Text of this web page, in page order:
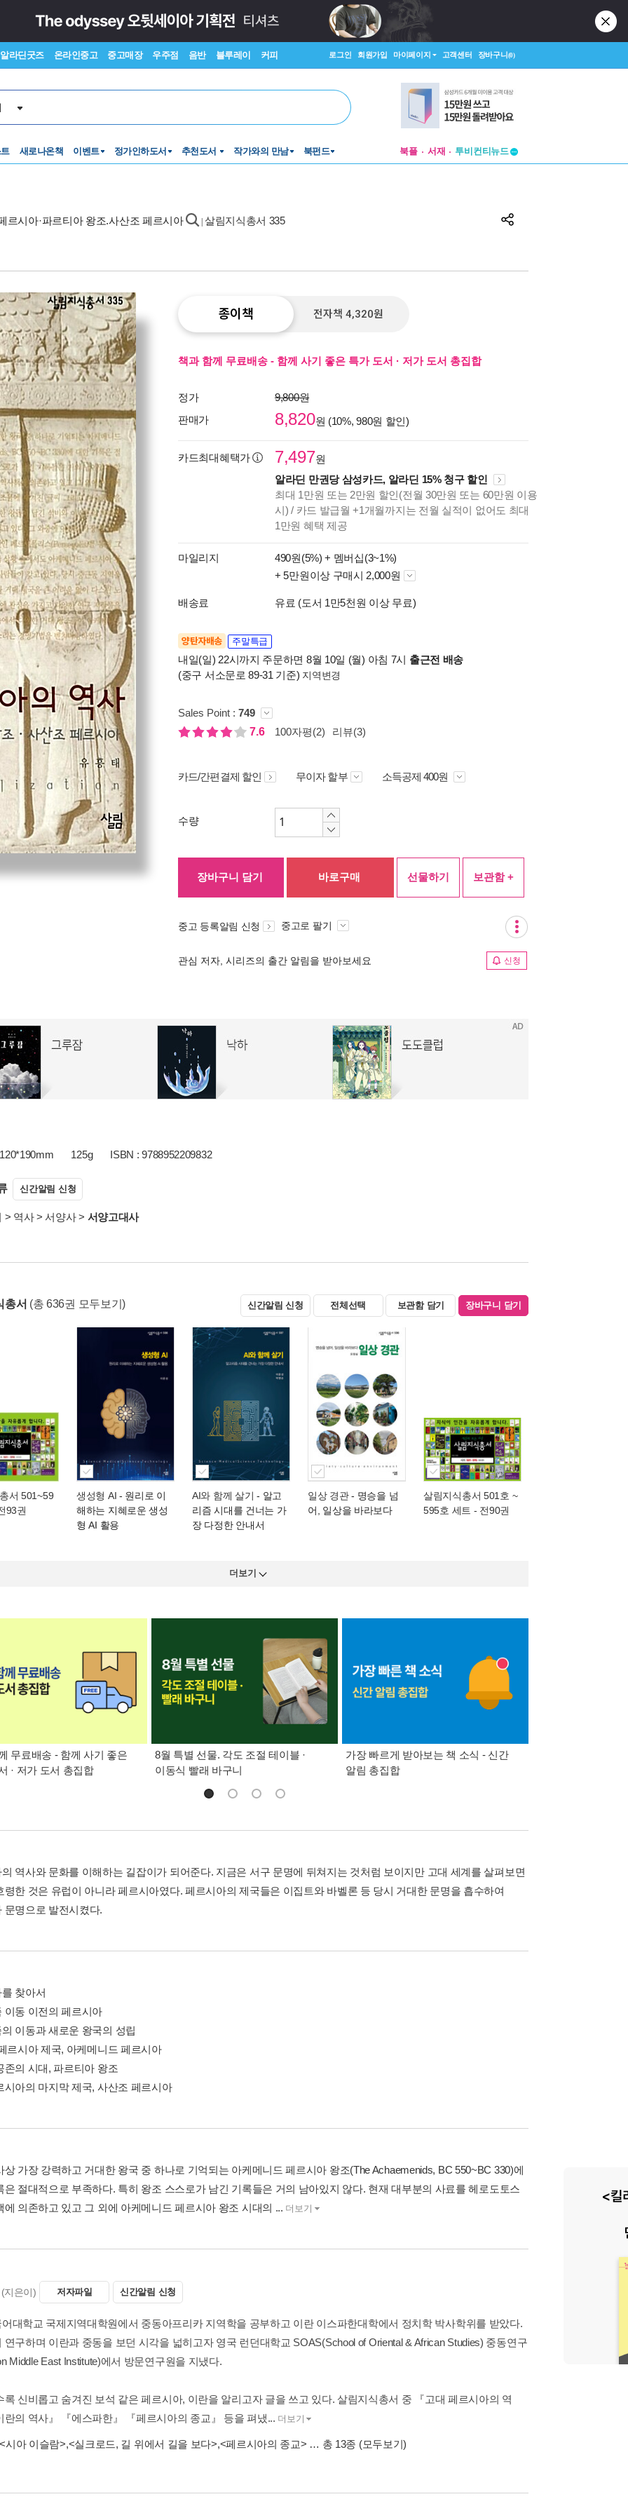
알라딘굿즈 온라인중고 중고매장 우주점 음반 블루레이 커피 로그인 회원가입 마이페이지 고객센터 장바구니(0)
새로나온책 이벤트 정가인하도서 추천도서 작가와의 만남 북펀드 북플 서재
투비컨티뉴드
르시아·파르티아 왕조.사산조 페르시아 살림지식총서 335
종이책 전자책 4,320원
책과 함께 무료배송 - 함께 사기 좋은 특가 도서 · 저가 도서 총집합
정가
9,800원
판매가
8,820원 (10%, 980원 할인)
카드최대혜택가 7,497원
알라딘 만권당 삼성카드, 알라딘 15% 청구 할인
최대 1만원 또는 2만원 할인(전월 30만원 또는 60만원 이용
시) / 카드 발급월 +1개월까지는 전월 실적이 없어도 최대
1만원 혜택 제공
마일리지 490원(5%) + 멤버십(3~1%)
+ 5만원이상 구매시 2,000원
배송료 유료 (도서 1만5천원 이상 무료)
양탄자배송 주말특급
내일(일) 22시까지 주문하면 8월 10일 (월) 아침 7시 출근전 배송
(중구 서소문로 89-31 기준) 지역변경
Sales Point : 749
7.6
100자평(2) 리뷰(3)
카드/간편결제 할인 무이자 할부 소득공제 400원
수량
장바구니 담기 바로구매 선물하기 보관함 +
중고 등록알림 신청 중고로 팔기
관심 저자, 시리즈의 출간 알림을 받아보세요 신청
120*190mm 125g ISBN : 9788952209832
신간알림 신청
> 역사>서양사> 서양고대사
총서 (총 636권 모두보기) 신간알림 신청 전체선택 보관함 담기 장바구니 담기
서 501~59
93권
생성형 AI - 원리로 이
해하는 지혜로운 생성
형 AI 활용
AI와 함께 살기 - 알고
리즘 시대를 건너는 가
장 다정한 안내서
일상 경관- 명승을 넘
어, 일상을 바라보다
살림지식총서 501호 ~
595호 세트 - 전90권
더보기
무료배송 - 함께 사기 좋은
· 저가 도서 총집합
8월 특별 선물. 각도 조절 테이블 ·
이동식 빨래 바구니
가장 빠르게 받아보는 책 소식 - 신간
알림 총집합
역사와 문화를 이해하는 길잡이가 되어준다. 지금은 서구 문명에 뒤쳐지는 것처럼 보이지만 고대 세계를 살펴보면
령한 것은 유럽이 아니라 페르시아였다. 페르시아의 제국들은 이집트와 바벨론 등 당시 거대한 문명을 흡수하여
문명으로 발전시켰다.
찾아서
이동 이전의 페르시아
이동과 새로운 왕국의 성립
르시아 제국, 아케메니드 페르시아
존의 시대, 파르티아 왕조
시아의 마지막 제국, 사산조 페르시아
상 가장 강력하고 거대한 왕국 중 하나로 기억되는 아케메니드 페르시아 왕조(The Achaemenids, BC 550~BC 330)에
은 절대적으로 부족하다. 특히 왕조 스스로가 남긴 기록들은 거의 남아있지 않다. 현재 대부분의 사료를 헤로도토스
에 의존하고 있고 그 외에 아케메니드 페르시아 왕조 시대의 ... 더보기
(지은이) 저자파일 신간알림 신청
대학교 국제지역대학원에서 중동아프리카 지역학을 공부하고 이란 이스파한대학에서 정치학 박사학위를 받았다.
연구하며 이란과 중동을 보던 시각을 넓히고자 영국 런던대학교 SOAS(School of Oriental & African Studies) 중동연구
Middle East Institute)에서 방문연구원을 지냈다.
록 신비롭고 숨겨진 보석 같은 페르시아, 이란을 알리고자 글을 쓰고 있다. 살림지식총서 중 『고대 페르시아의 역
란의 역사』 『에스파한』 『페르시아의 종교』 등을 펴냈... 더보기
<시아 이슬람>,<실크로드, 길 위에서 길을 보다>,<페르시아의 종교> … 총 13종 (모두보기)